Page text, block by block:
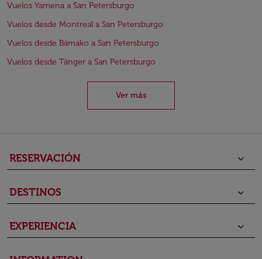
Vuelos Yamena a San Petersburgo
Vuelos desde Montreal a San Petersburgo
Vuelos desde Bámako a San Petersburgo
Vuelos desde Tánger a San Petersburgo
Ver más
RESERVACIÓN keyboard_arrow_down
DESTINOS keyboard_arrow_down
EXPERIENCIA keyboard_arrow_down